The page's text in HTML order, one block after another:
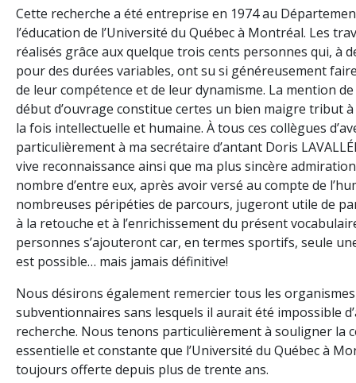
Cette recherche a été entreprise en 1974 au
l’éducation de l’Université du Québec à Montréal. Les
réalisés grâce aux quelque trois cents personnes qui, à
pour des durées variables, ont su si généreusement
de leur compétence et de leur dynamisme. La mention
début d’ouvrage constitue certes un bien maigre tribut
la fois intellectuelle et humaine. À tous ces collègues
particulièrement à ma secrétaire d’antant Doris
vive reconnaissance ainsi que ma plus sincère
nombre d’entre eux, après avoir versé au compte de
nombreuses péripéties de parcours, jugeront utile de
à la retouche et à l’enrichissement du présent
personnes s’ajouteront car, en termes sportifs, seule
est possible… mais jamais définitive!
Nous désirons également remercier tous les
subventionnaires sans lesquels il aurait été impossible
recherche. Nous tenons particulièrement à souligner la
essentielle et constante que l’Université du Québec à
toujours offerte depuis plus de trente ans.